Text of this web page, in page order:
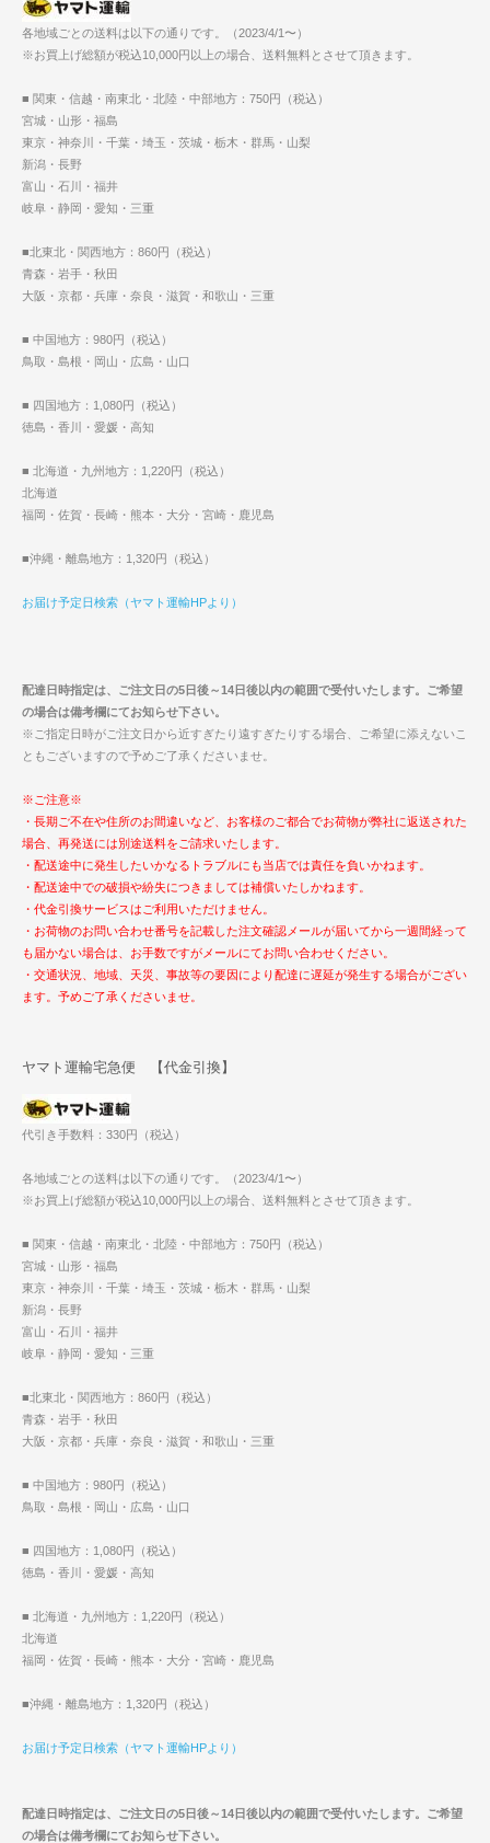
各地域ごとの送料は以下の通りです。（2023/4/1〜）
※お買上げ総額が税込10,000円以上の場合、送料無料とさせて頂きます。
■ 関東・信越・南東北・北陸・中部地方：750円（税込）
宮城・山形・福島
東京・神奈川・千葉・埼玉・茨城・栃木・群馬・山梨
新潟・長野
富山・石川・福井
岐阜・静岡・愛知・三重
■北東北・関西地方：860円（税込）
青森・岩手・秋田
大阪・京都・兵庫・奈良・滋賀・和歌山・三重
■ 中国地方：980円（税込）
鳥取・島根・岡山・広島・山口
■ 四国地方：1,080円（税込）
徳島・香川・愛媛・高知
■ 北海道・九州地方：1,220円（税込）
北海道
福岡・佐賀・長崎・熊本・大分・宮崎・鹿児島
■沖縄・離島地方：1,320円（税込）
お届け予定日検索（ヤマト運輸HPより）
配達日時指定は、ご注文日の5日後～14日後以内の範囲で受付いたします。ご希望
の場合は備考欄にてお知らせ下さい。
※ご指定日時がご注文日から近すぎたり遠すぎたりする場合、ご希望に添えないこ
ともございますので予めご了承くださいませ。
※ご注意※
・長期ご不在や住所のお間違いなど、お客様のご都合でお荷物が弊社に返送された
場合、再発送には別途送料をご請求いたします。
・配送途中に発生したいかなるトラブルにも当店では責任を負いかねます。
・配送途中での破損や紛失につきましては補償いたしかねます。
・代金引換サービスはご利用いただけません。
・お荷物のお問い合わせ番号を記載した注文確認メールが届いてから一週間経って
も届かない場合は、お手数ですがメールにてお問い合わせください。
・交通状況、地域、天災、事故等の要因により配達に遅延が発生する場合がござい
ます。予めご了承くださいませ。
ヤマト運輸宅急便 【代金引換】
代引き手数料：330円（税込）
各地域ごとの送料は以下の通りです。（2023/4/1〜）
※お買上げ総額が税込10,000円以上の場合、送料無料とさせて頂きます。
■ 関東・信越・南東北・北陸・中部地方：750円（税込）
宮城・山形・福島
東京・神奈川・千葉・埼玉・茨城・栃木・群馬・山梨
新潟・長野
富山・石川・福井
岐阜・静岡・愛知・三重
■北東北・関西地方：860円（税込）
青森・岩手・秋田
大阪・京都・兵庫・奈良・滋賀・和歌山・三重
■ 中国地方：980円（税込）
鳥取・島根・岡山・広島・山口
■ 四国地方：1,080円（税込）
徳島・香川・愛媛・高知
■ 北海道・九州地方：1,220円（税込）
北海道
福岡・佐賀・長崎・熊本・大分・宮崎・鹿児島
■沖縄・離島地方：1,320円（税込）
お届け予定日検索（ヤマト運輸HPより）
配達日時指定は、ご注文日の5日後～14日後以内の範囲で受付いたします。ご希望
の場合は備考欄にてお知らせ下さい。